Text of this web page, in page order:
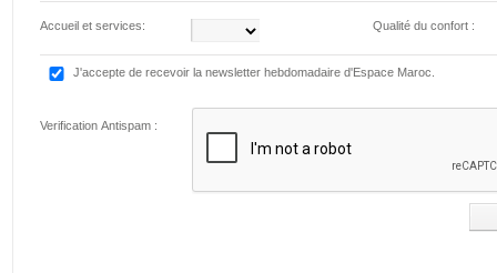
Accueil et services: Qualité du confort :
J'accepte de recevoir la newsletter hebdomadaire d'Espace Maroc.
Verification Antispam :